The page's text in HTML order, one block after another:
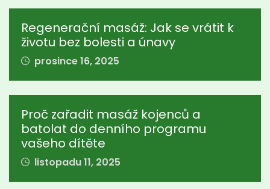
Regenerační masáž: Jak se vrátit k
životu bez bolesti a únavy
prosince 16, 2025
Proč zařadit masáž kojenců a
batolat do denního programu
vašeho dítěte
listopadu 11, 2025